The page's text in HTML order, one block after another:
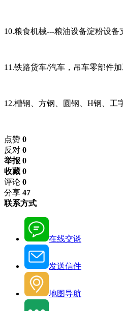
10.粮食机械---粮油设备淀粉设备
11.铁路货车/汽车，吊车零部件加
12.槽钢、方钢、圆钢、 H钢、工
点赞 0
反对 0
举报 0
收藏 0
评论 0
分享 47
联系方式
在线交谈
发送信件
地图导航